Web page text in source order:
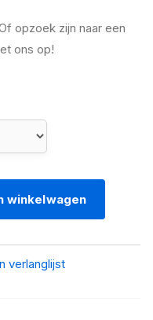
opzoek zijn naar een
ons op!
winkelwagen
verlanglijst